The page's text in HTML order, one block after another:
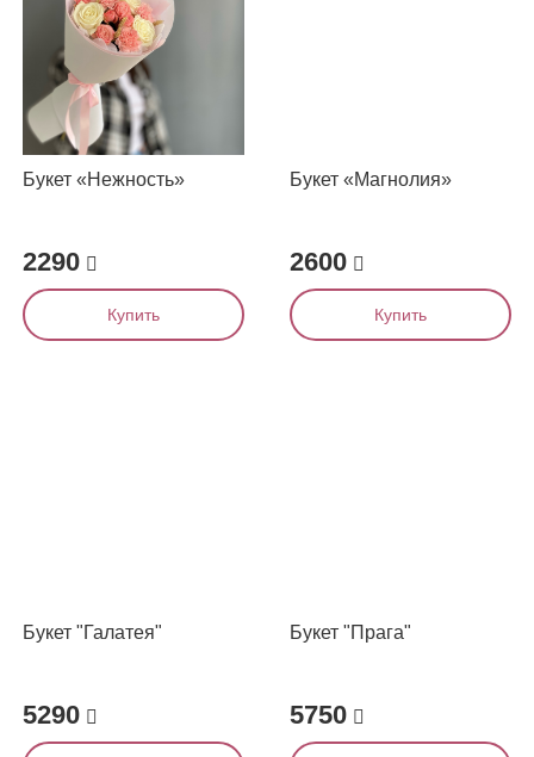
Букет «Нежность»
2290
Купить
Букет «Магнолия»
2600
Купить
Букет "Галатея"
5290
Букет "Прага"
5750